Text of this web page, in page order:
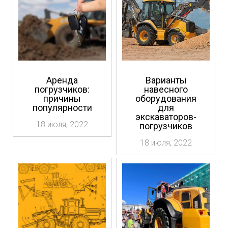
Аренда
погрузчиков:
причины
популярности
18 июля, 2022
Варианты
навесного
оборудования
для
экскаваторов-
погрузчиков
18 июля, 2022